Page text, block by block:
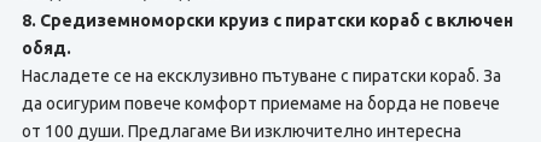
8. Средиземноморски круиз с пиратски кораб с включен
обяд.
Насладете се на ексклузивно пътуване с пиратски кораб. За
да осигурим повече комфорт приемаме на борда не повече
от 100 души. Предлагаме Ви изключително интересна